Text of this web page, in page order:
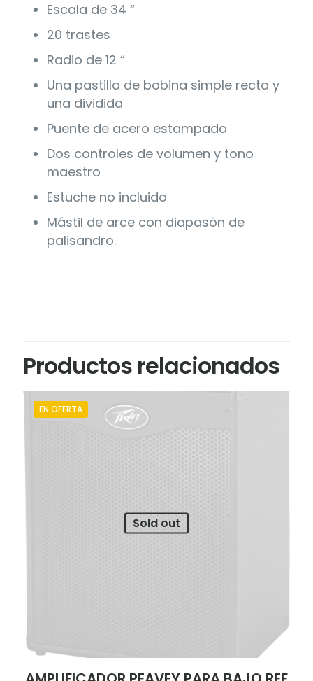
Escala de 34 “
20 trastes
Radio de 12 “
Una pastilla de bobina simple recta y
una dividida
Puente de acero estampado
Dos controles de volumen y tono
maestro
Estuche no incluido
Mástil de arce con diapasón de
palisandro.
Productos relacionados
EN OFERTA
Sold out